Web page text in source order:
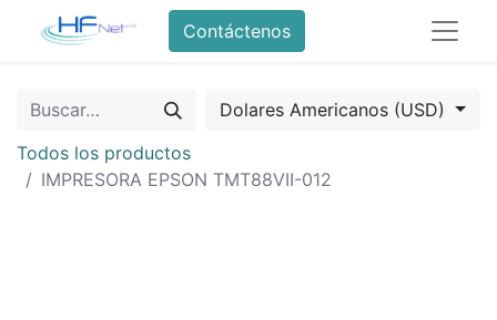
Contáctenos
Dolares Americanos (USD)
Todos los productos
IMPRESORA EPSON TMT88VII-012